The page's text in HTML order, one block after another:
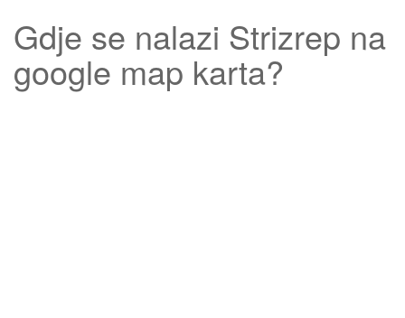
Gdje se nalazi Strizrep na
google map karta?